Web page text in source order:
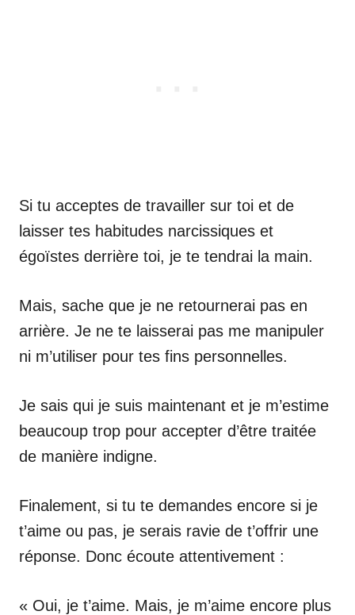
Si tu acceptes de travailler sur toi et de
laisser tes habitudes narcissiques et
égoïstes derrière toi, je te tendrai la main.
Mais, sache que je ne retournerai pas en
arrière. Je ne te laisserai pas me manipuler
ni m’utiliser pour tes fins personnelles.
Je sais qui je suis maintenant et je m’estime
beaucoup trop pour accepter d’être traitée
de manière indigne.
Finalement, si tu te demandes encore si je
t’aime ou pas, je serais ravie de t’offrir une
réponse. Donc écoute attentivement :
« Oui, je t’aime. Mais, je m’aime encore plus